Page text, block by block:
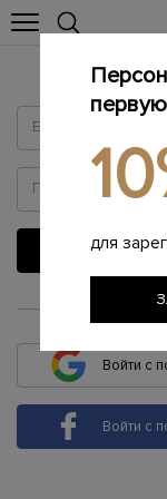
Войти с
Войти с
для